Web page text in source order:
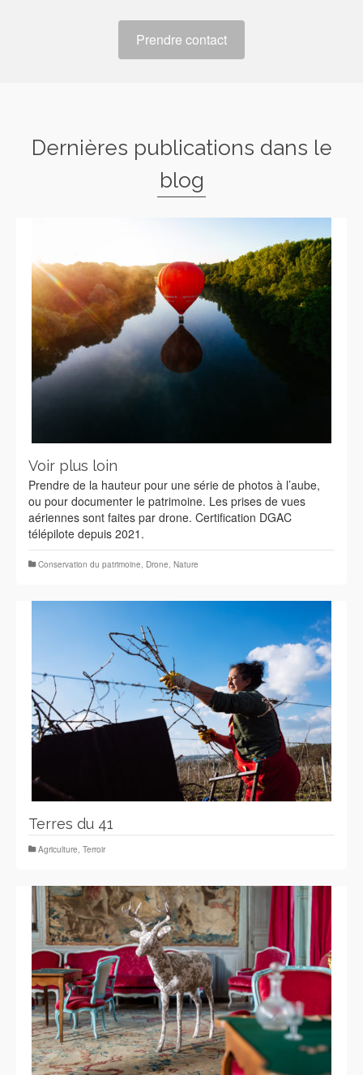
Prendre contact
Dernières publications dans le
blog
Voir plus loin
Prendre de la hauteur pour une série de photos à l’aube,
ou pour documenter le patrimoine. Les prises de vues
aériennes sont faites par drone. Certification DGAC
télépilote depuis 2021.
Conservation du patrimoine, Drone, Nature
Terres du 41
Agriculture, Terroir